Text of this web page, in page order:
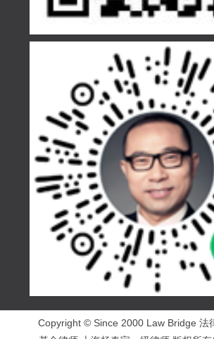
Copyright © Since 2000 Law Bridge 法